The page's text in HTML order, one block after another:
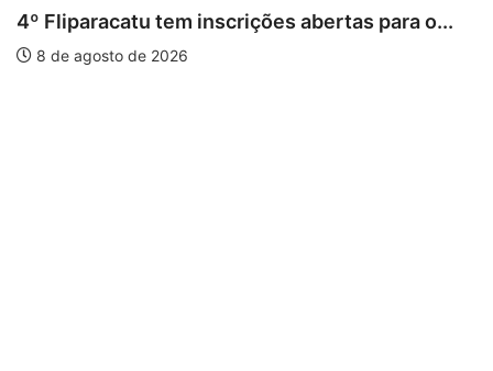
inscrições abertas para o...